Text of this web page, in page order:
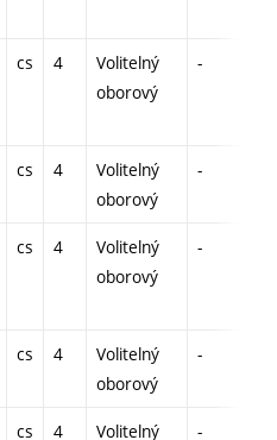
cs 4
Volitelný
oborový
-
cs 4
Volitelný
oborový
-
cs 4
Volitelný
oborový
-
cs 4
Volitelný
oborový
-
cs 4 Volitelný -